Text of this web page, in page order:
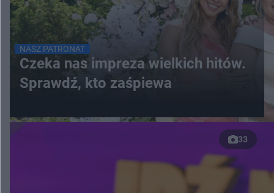
NASZ PATRONAT
Czeka nas impreza wielkich hitów.
Sprawdź, kto zaśpiewa
33